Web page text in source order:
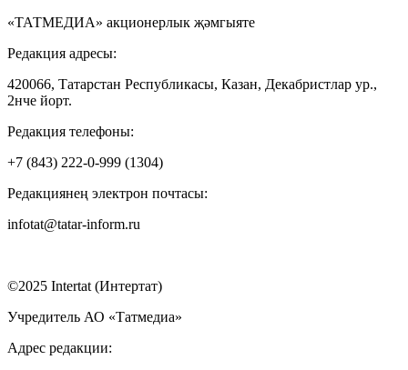
«ТАТМЕДИА» акционерлык җәмгыяте
Редакция адресы:
420066, Татарстан Республикасы, Казан, Декабристлар ур.,
2нче йорт.
Редакция телефоны:
+7 (843) 222-0-999 (1304)
Редакциянең электрон почтасы:
infotat@tatar-inform.ru
©2025 Intertat (Интертат)
Учредитель АО «Татмедиа»
Адрес редакции: